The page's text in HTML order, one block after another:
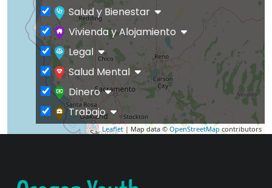
Leaflet | Map data © OpenStreetMap contributors
Salud y Bienestar
Vivienda y Alojamiento
Legal
Salud Mental
Dinero
Trabajo